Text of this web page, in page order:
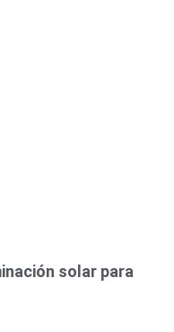
solar para